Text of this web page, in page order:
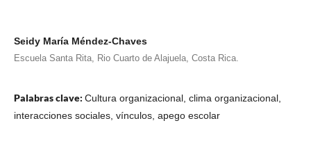
Seidy María Méndez-Chaves
Escuela Santa Rita, Rio Cuarto de Alajuela, Costa Rica.
Palabras clave: Cultura organizacional, clima organizacional,
interacciones sociales, vínculos, apego escolar